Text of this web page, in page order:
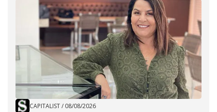
CAPITALIST/ 08/08/2026